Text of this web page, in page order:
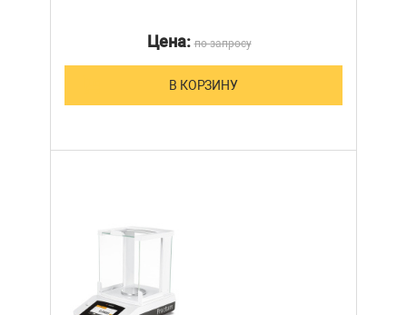
Цена:по запросу
В КОРЗИНУ